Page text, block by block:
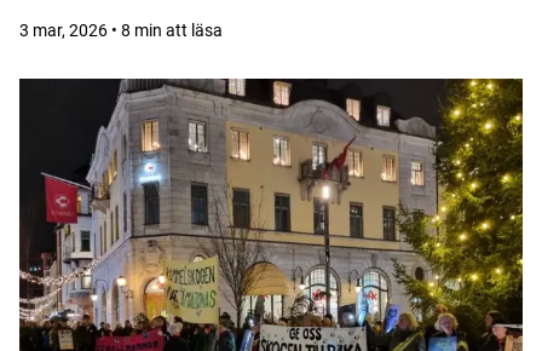
3 mar, 2026 • 8 min att läsa